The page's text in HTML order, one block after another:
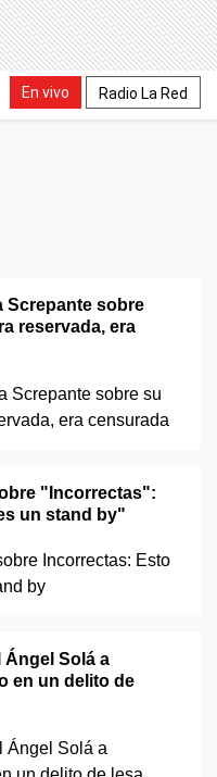
En vivo Radio La Red
Screpante sobre
reservada, era
"Incorrectas":
un stand by"
Solá a
en un delito de